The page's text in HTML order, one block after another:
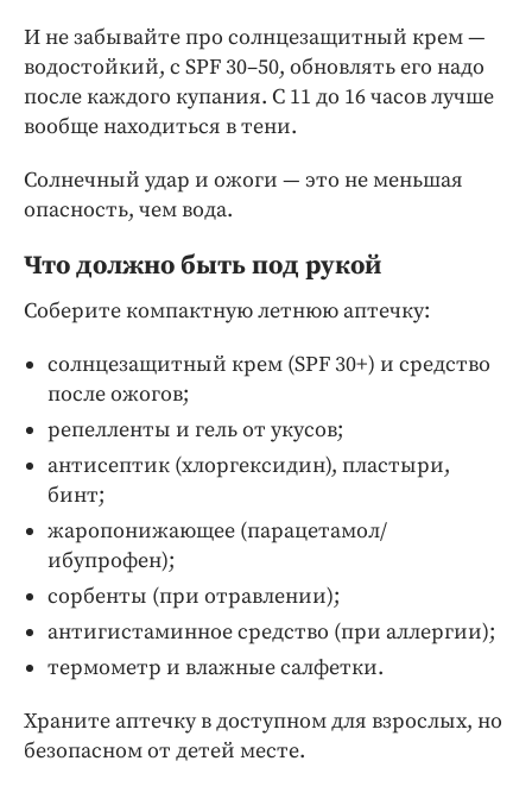
И не забывайте про солнцезащитный крем —
водостойкий, с SPF 30–50, обновлять его надо
после каждого купания. С 11 до 16 часов лучше
вообще находиться в тени.
Солнечный удар и ожоги — это не меньшая
опасность, чем вода.
Что должно быть под рукой
Соберите компактную летнюю аптечку:
солнцезащитный крем (SPF 30+) и средство
после ожогов;
репелленты и гель от укусов;
антисептик (хлоргексидин), пластыри,
бинт;
жаропонижающее (парацетамол/
ибупрофен);
сорбенты (при отравлении);
антигистаминное средство (при аллергии);
термометр и влажные салфетки.
Храните аптечку в доступном для взрослых, но
безопасном от детей месте.